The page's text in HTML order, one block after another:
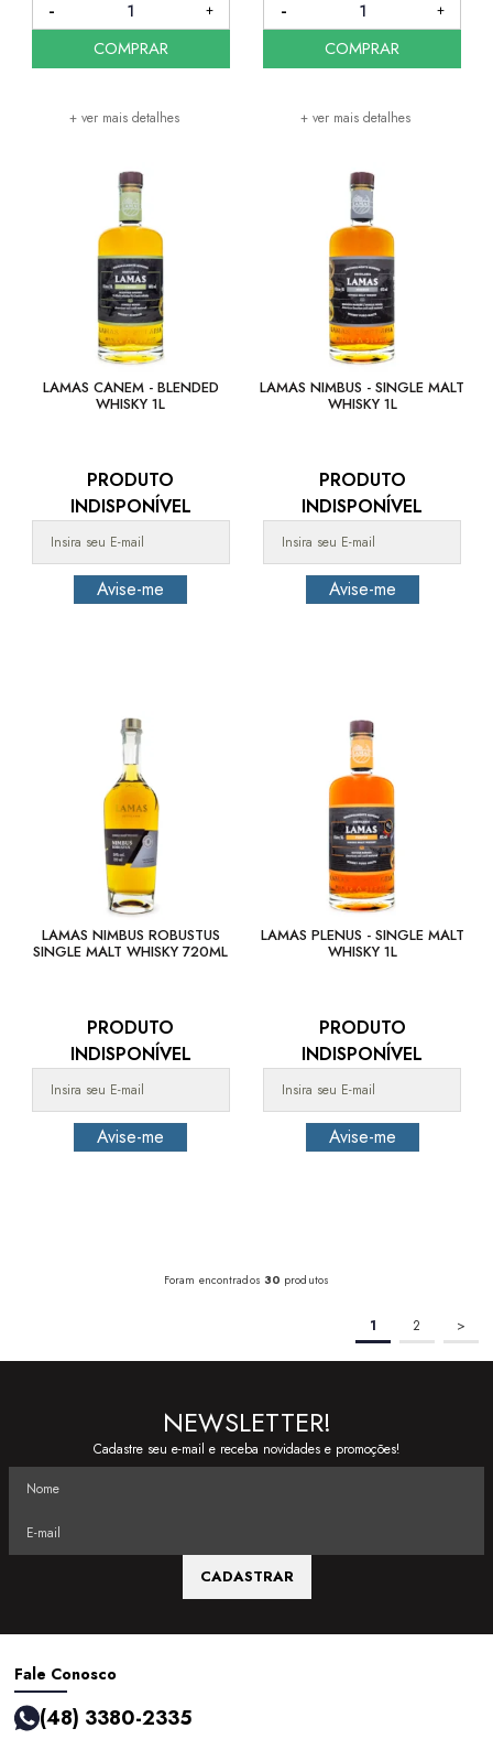
+ ver mais detalhes
COMPRAR
+ ver mais detalhes
COMPRAR
LAMAS CANEM - BLENDED
WHISKY 1L
PRODUTO
INDISPONÍVEL
LAMAS NIMBUS - SINGLE MALT
WHISKY 1L
PRODUTO
INDISPONÍVEL
LAMAS NIMBUS ROBUSTUS
SINGLE MALT WHISKY 720ML
PRODUTO
INDISPONÍVEL
LAMAS PLENUS - SINGLE MALT
WHISKY 1L
PRODUTO
INDISPONÍVEL
Foram encontrados 30 produtos
1 2 >
NEWSLETTER!
Cadastre seu e-mail e receba novidades e promoções!
CADASTRAR
Fale Conosco
(48) 3380-2335